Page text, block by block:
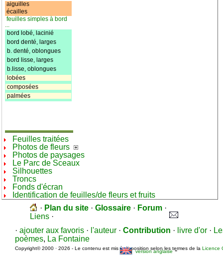
aiguilles
écailles
feuilles simples à bord
...
bord lobé, lacinié
bord denté, larges
b. denté, oblongues
bord lisse, larges
b.lisse, oblongues
lobées
composées
palmées
Feuilles traitées
Photos de fleurs
Photos de paysages
Le Parc de Sceaux
Silhouettes
Troncs
Fonds d'écran
Identification de feuilles/de fleurs et fruits
· Plan du site · Glossaire · Forum ·
Liens ·
· ajouter aux favoris · l'auteur · Contribution · livre d'or ·
poèmes, La Fontaine
Copyright© 2000 · 2026 - Le contenu est mis à disposition selon les termes de la Licence
version anglaise-